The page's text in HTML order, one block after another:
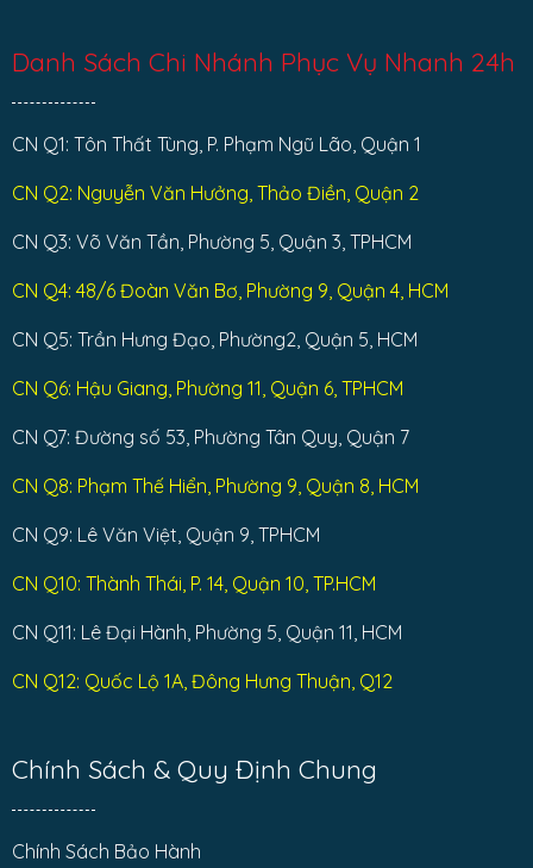
Danh Sách Chi Nhánh Phục Vụ Nhanh 24h
CN Q1: Tôn Thất Tùng, P. Phạm Ngũ Lão, Quận 1
CN Q2: Nguyễn Văn Hưởng, Thảo Điền, Quận 2
CN Q3: Võ Văn Tần, Phường 5, Quận 3, TPHCM
CN Q4: 48/6 Đoàn Văn Bơ, Phường 9, Quận 4, HCM
CN Q5: Trần Hưng Đạo, Phường2, Quận 5, HCM
CN Q6: Hậu Giang, Phường 11, Quận 6, TPHCM
CN Q7: Đường số 53, Phường Tân Quy, Quận 7
CN Q8: Phạm Thế Hiển, Phường 9, Quận 8, HCM
CN Q9: Lê Văn Việt, Quận 9, TPHCM
CN Q10: Thành Thái, P. 14, Quận 10, TP.HCM
CN Q11: Lê Đại Hành, Phường 5, Quận 11, HCM
CN Q12: Quốc Lộ 1A, Đông Hưng Thuận, Q12
Chính Sách & Quy Định Chung
Chính Sách Bảo Hành